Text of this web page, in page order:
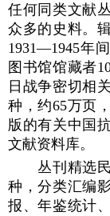
任何同类文献
众多的史料。
1931—1945年
图书馆馆藏者
日战争密切相
种，约65万页
版的有关中国
文献资料库。
丛刊精选民
种，分类汇编
报、年鉴统计